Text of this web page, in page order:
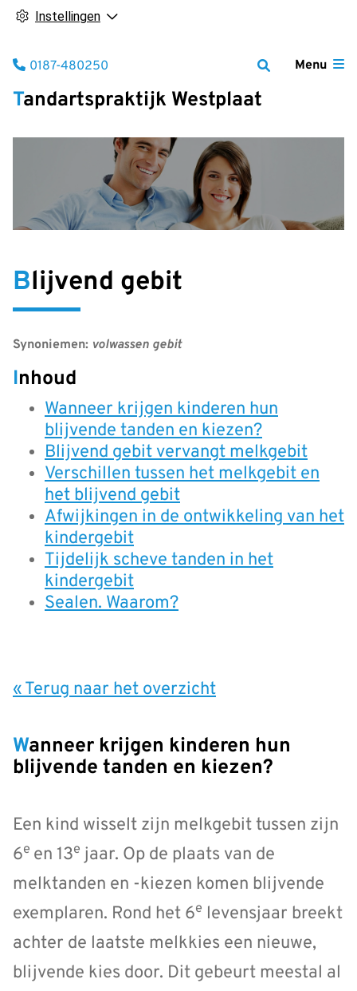
Instellingen
Tandartspraktijk Westplaat
Menu
Tel:
0187-480250
Blijvend gebit
Synoniemen: volwassen gebit
Inhoud
Wanneer krijgen kinderen hun
blijvende tanden en kiezen?
Blijvend gebit vervangt melkgebit
Verschillen tussen het melkgebit en
het blijvend gebit
Afwijkingen in de ontwikkeling van het
kindergebit
Tijdelijk scheve tanden in het
kindergebit
Sealen. Waarom?
« Terug naar het overzicht
Wanneer krijgen kinderen hun
blijvende tanden en kiezen?
Een kind wisselt zijn melkgebit tussen zijn
6e en 13e jaar. Op de plaats van de
melktanden en -kiezen komen blijvende
exemplaren. Rond het 6e levensjaar breekt
achter de laatste melkkies een nieuwe,
blijvende kies door. Dit gebeurt meestal al